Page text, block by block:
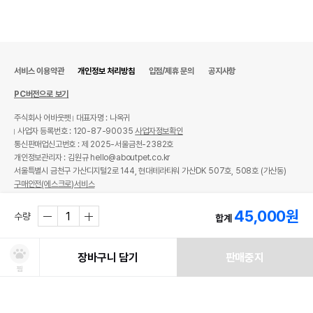
수량 합계 45,000원
찜
장바구니 담기 판매중지
서비스 이용약관 개인정보 처리방침 입점/제휴 문의 공지사항
PC버전으로 보기
주식회사 어바웃펫
대표자명 : 나옥귀
사업자 등록번호 : 120-87-90035사업자정보확인
통신판매업신고번호 : 제 2025-서울금천-2382호
개인정보관리자 : 김원규 hello@aboutpet.co.kr
서울특별시 금천구 가산디지털2로 144, 현대테라타워 가산DK 507호, 508호 (가산동)
구매안전(에스크로)서비스